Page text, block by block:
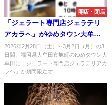
開店・閉店
「ジェラート専門店ジェラテリ
アカラヘ」がゆめタウン大牟田
に期間限定オープン！
2026年2月28日（土）～3月2日（月）の3
日間、福岡県大牟田市旭町のゆめタウン大
牟田に「ジェラート専門店ジェラテリアカ
ラヘ」が期間限定オ...